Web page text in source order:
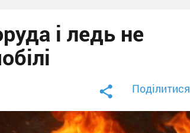
і ледь не
Поділитися